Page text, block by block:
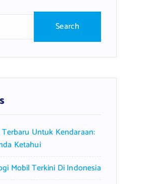
Untuk Kendaraan:
Ketahui
Mobil Terkini Di Indonesia